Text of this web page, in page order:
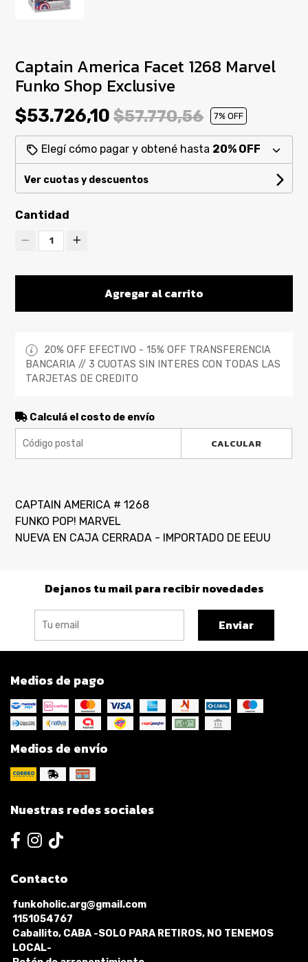
Captain America Facet 1268 Marvel
Funko Shop Exclusive
$53.726,10$57.770,56 7% OFF
Elegí cómo pagar y obtené hasta 20% OFF
Ver cuotas y descuentos
Cantidad
1
Agregar al carrito
20% OFF EFECTIVO - 15% OFF TRANSFERENCIA
BANCARIA // 3 CUOTAS SIN INTERES CON TODAS LAS
TARJETAS DE CREDITO
Calculá el costo de envío
CALCULAR
CAPTAIN AMERICA # 1268
FUNKO POP! MARVEL
NUEVA EN CAJA CERRADA - IMPORTADO DE EEUU
Dejanos tu mail para recibir novedades
Enviar
Medios de pago
Medios de envío
Nuestras redes sociales
Contacto
funkoholic.arg@gmail.com
1151054767
Caballito, CABA -SOLO PARA RETIROS, NO TENEMOS
LOCAL-